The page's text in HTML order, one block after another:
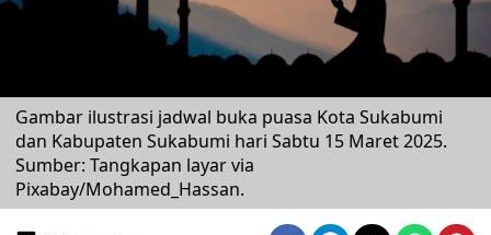
Gambar ilustrasi jadwal buka puasa Kota Sukabumi
dan Kabupaten Sukabumi hari Sabtu 15 Maret 2025.
Sumber: Tangkapan layar via
Pixabay/Mohamed_Hassan.